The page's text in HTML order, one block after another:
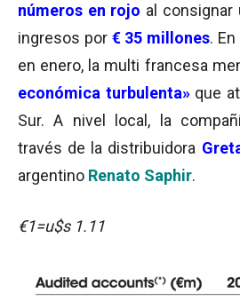
números en rojo al consignar
ingresos por € 35 millones.
en enero, la multi francesa
económica turbulenta» que
Sur. A nivel local, la
través de la distribuidora
argentino Renato Saphir.
€1=u$s 1.11